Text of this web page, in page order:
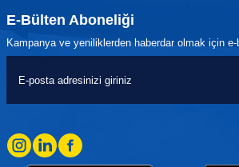
E-Bülten Aboneliği
Kampanya ve yeniliklerden haberdar olmak için